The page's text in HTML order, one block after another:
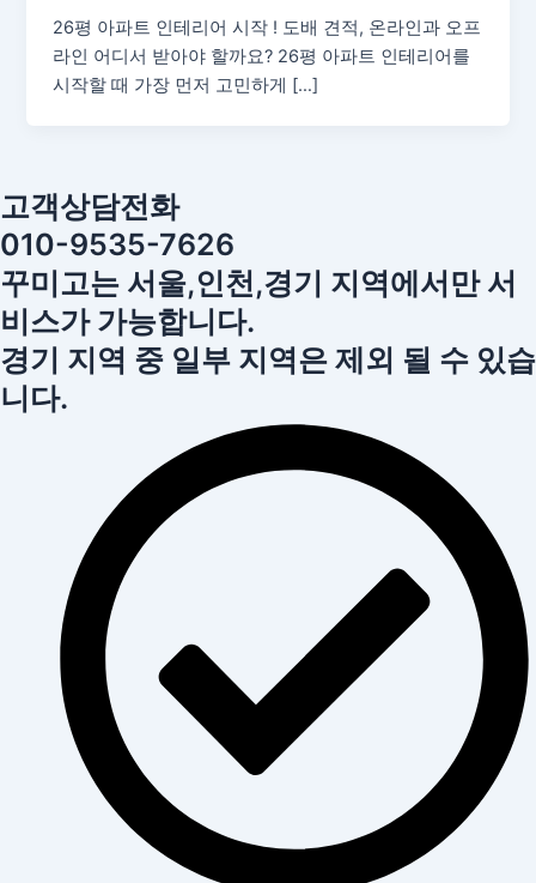
26평 아파트 인테리어 시작 ! 도배 견적, 온라인과 오프
라인 어디서 받아야 할까요? 26평 아파트 인테리어를
시작할 때 가장 먼저 고민하게 […]
고객상담전화
010-9535-7626
꾸미고는 서울,인천,경기 지역에서만 서
비스가 가능합니다.
경기 지역 중 일부 지역은 제외 될 수 있습
니다.